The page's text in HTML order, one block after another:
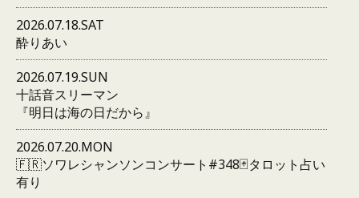
2026.07.18.SAT
酔りあい
2026.07.19.SUN
十話音スリーマン
『明日は海の日だから』
2026.07.20.MON
🇫🇷ソワレシャンソンコンサート#348🃏タロット占い
有り